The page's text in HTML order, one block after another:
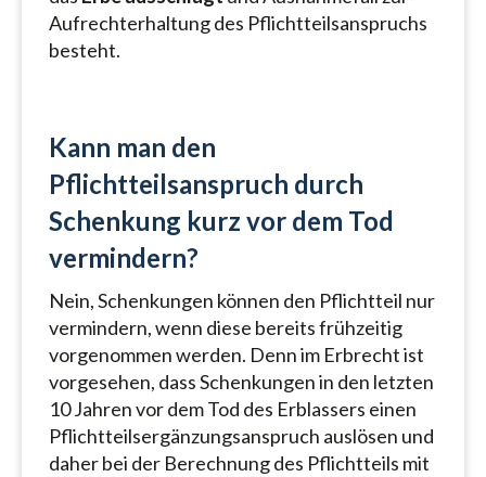
Aufrechterhaltung des Pflichtteilsanspruchs
besteht.
Kann man den
Pflichtteilsanspruch durch
Schenkung kurz vor dem Tod
vermindern?
Nein, Schenkungen können den Pflichtteil nur
vermindern, wenn diese bereits frühzeitig
vorgenommen werden. Denn im Erbrecht ist
vorgesehen, dass Schenkungen in den letzten
10 Jahren vor dem Tod des Erblassers einen
Pflichtteilsergänzungsanspruch auslösen und
daher bei der Berechnung des Pflichtteils mit